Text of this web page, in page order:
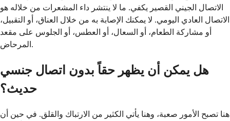
الاتصال الجيني القصير يكفي. ما لا ينتشر داء المشعرات من خلاله هو
الاتصال العادي اليومي. لا يمكنك الإصابة به من خلال العناق، أو التقبيل،
أو مشاركة الطعام، أو السعال، أو العطس، أو الجلوس على مقعد
المرحاض.
هل يمكن أن يظهر حقاً بدون اتصال جنسي
حديث؟
هنا تصبح الأمور صعبة، وهنا يأتي الكثير من الارتباك والقلق. في حين أن